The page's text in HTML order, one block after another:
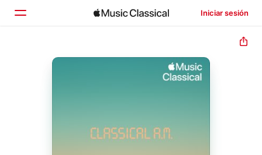
Iniciar sesión
Inicio